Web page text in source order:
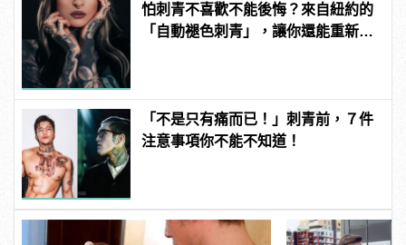
怕刺青不喜歡不能後悔？來自紐約的
「自動褪色刺青」，讓你還能重新來
「不是只有痛而已！」刺青前，７件
注意事項你不能不知道！